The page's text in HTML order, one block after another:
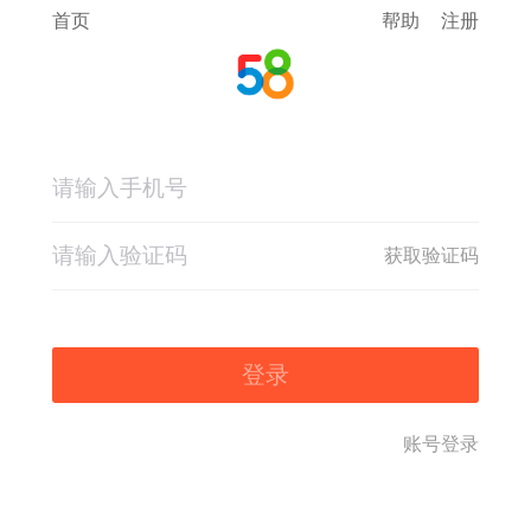
首页 帮助 注册
获取验证码
登录
账号登录